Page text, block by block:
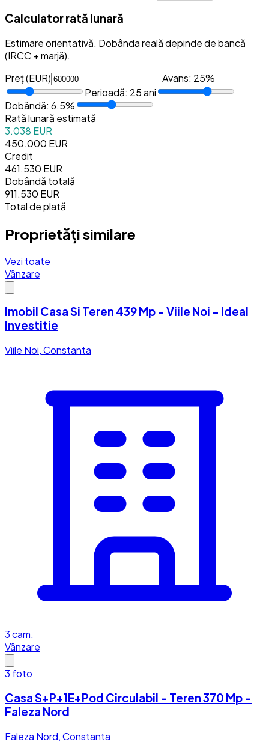
Calculator rată lunară
Estimare orientativă. Dobânda reală depinde de bancă
(IRCC + marjă).
Preț (EUR) Avans: 25%
Perioadă: 25ani
Dobândă: 6.5%
Rată lunară estimată
3.038 EUR
450.000 EUR
Credit
461.530 EUR
Dobândă totală
911.530 EUR
Total de plată
Proprietăți similare
Vezi toate
Vânzare
Imobil Casa Si Teren 439 Mp - Viile Noi - Ideal
Investitie
Viile Noi, Constanta
3cam.
Vânzare
3 foto
Casa S+P+1E+Pod Circulabil - Teren 370 Mp -
Faleza Nord
Faleza Nord, Constanta